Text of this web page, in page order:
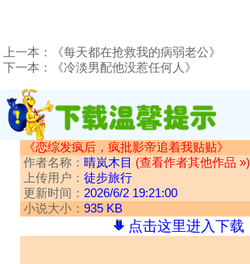
上一本：
《每天都在抢救我的病弱老公》
下一本：
《冷淡男配他没惹任何人》
《恋综发疯后，疯批影帝追着我贴贴》
作者名称： 晴岚木目 (查看作者其他作品 »)
上传用户： 徒步旅行
更新时间： 2026/6/2 19:21:00
小说大小： 935 KB
点击这里进入下载